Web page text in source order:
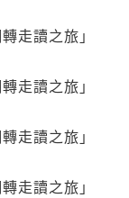
走讀之旅」
走讀之旅」
走讀之旅」
走讀之旅」